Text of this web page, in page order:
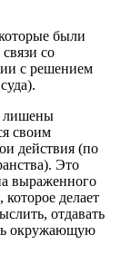
были
со
с решением
лишены
своим
действия (по
Это
выраженного
делает
отдавать
окружающую